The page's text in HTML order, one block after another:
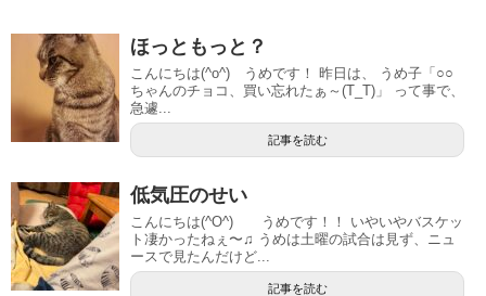
ほっともっと？
こんにちは(^o^) うめです！ 昨日は、 うめ子「○○
ちゃんのチョコ、買い忘れたぁ～(T_T)」 って事で、
急遽...
記事を読む
低気圧のせい
こんにちは(^O^) うめです！！ いやいやバスケッ
ト凄かったねぇ〜♫ うめは土曜の試合は見ず、ニュ
ースで見たんだけど...
記事を読む